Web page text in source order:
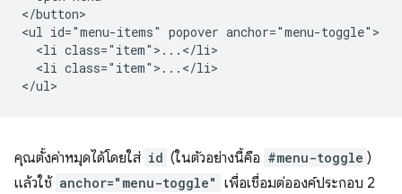
</button>
<ul id="menu-items" popover anchor="menu-toggle">
  <li class="item">...</li>
  <li class="item">...</li>
คุณตั้งค่าหมุดได้โดยใส่ id (ในตัวอย่างนี้คือ #menu-toggle )
แล้วใช้ anchor="menu-toggle" เพื่อเชื่อมต่อองค์ประกอบ 2